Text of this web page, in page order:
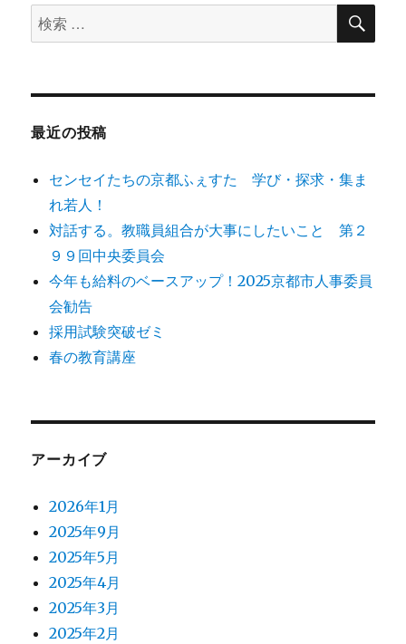
検
索
象:
検
最近の投稿
センセイたちの京都ふぇすた 学び・探求・集ま
れ若人！
対話する。教職員組合が大事にしたいこと 第２
９９回中央委員会
今年も給料のベースアップ！2025京都市人事委員
会勧告
採用試験突破ゼミ
春の教育講座
アーカイブ
2026年1月
2025年9月
2025年5月
2025年4月
2025年3月
2025年2月